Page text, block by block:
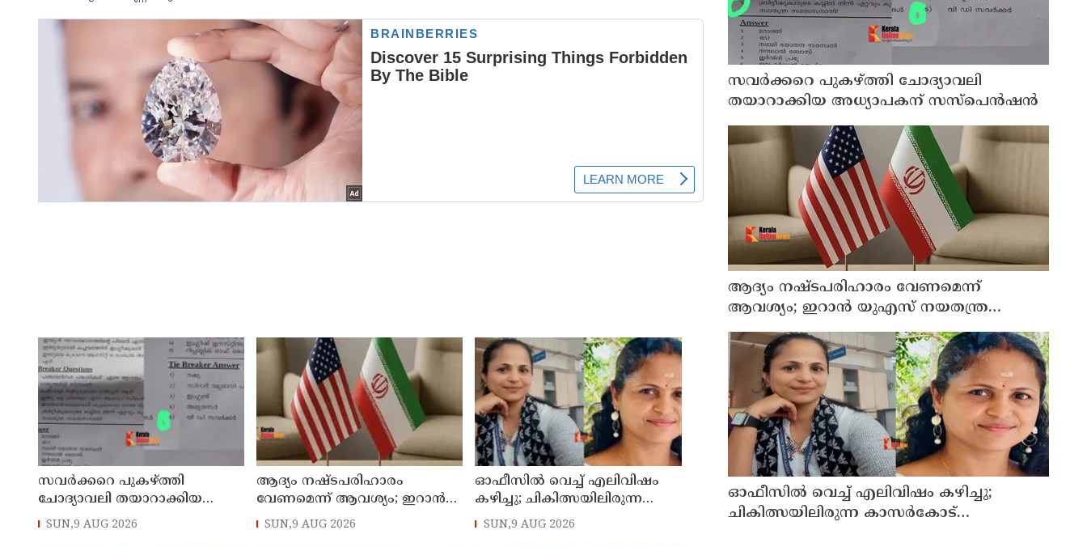
സവര്‍ക്കറെ പുകഴ്ത്തി
ചോദ്യാവലി തയാറാക്കിയ
അധ്യാപകന് സസ്‌പെന്‍ഷന്‍
SUN,9 AUG 2026
ആദ്യം നഷ്ടപരിഹാരം
വേണമെന്ന് ആവശ്യം; ഇറാന്‍
യുഎസ് നയതന്ത്ര നീക്കങ്ങളില്‍
SUN,9 AUG 2026
ഓഫീസില്‍ വെച്ച് എലിവിഷം
കഴിച്ചു; ചികിത്സയിലിരുന്ന
കാസര്‍കോട് കളക്ടറേറ്റിലെ
SUN,9 AUG 2026
സവര്‍ക്കറെ പുകഴ്ത്തി ചോദ്യാവലി
തയാറാക്കിയ അധ്യാപകന് സസ്‌പെന്‍ഷന്‍
ആദ്യം നഷ്ടപരിഹാരം വേണമെന്ന്
ആവശ്യം; ഇറാന്‍ യുഎസ് നയതന്ത്ര
നീക്കങ്ങളില്‍ അനിശ്ചിതത്വം
ഓഫീസില്‍ വെച്ച് എലിവിഷം കഴിച്ചു;
ചികിത്സയിലിരുന്ന കാസര്‍കോട്